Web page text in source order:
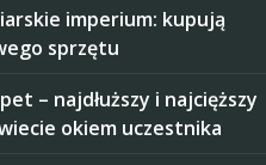
imperium: kupują
sprzętu
– najdłuższy i najcięższy
okiem uczestnika